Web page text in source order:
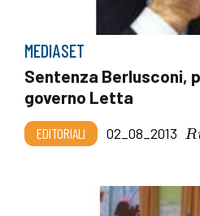
MEDIASET
Sentenza Berlusconi,
governo Letta
EDITORIALI 02_08_2013